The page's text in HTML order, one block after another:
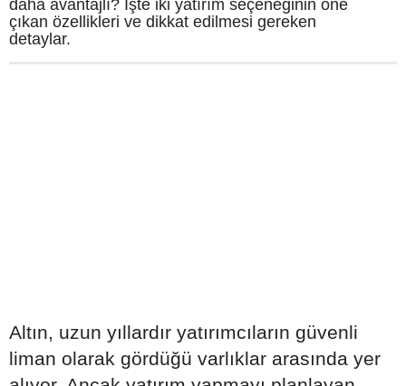
daha avantajlı? İşte iki yatırım seçeneğinin öne
çıkan özellikleri ve dikkat edilmesi gereken
detaylar.
Altın, uzun yıllardır yatırımcıların güvenli
liman olarak gördüğü varlıklar arasında yer